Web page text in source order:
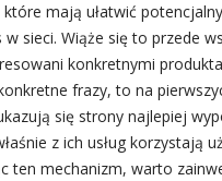
które mają ułatwić
w sieci. Wiąże się to przede
konkretnymi
frazy, to na
się strony najlepiej
z ich usług korzystają
ten mechanizm, warto